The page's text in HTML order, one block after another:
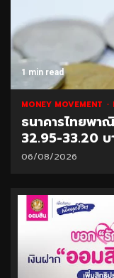
1 min read
MONEY MOVEMENT
ธนาคารไทยพา
32.95-33.20
06/08/2026